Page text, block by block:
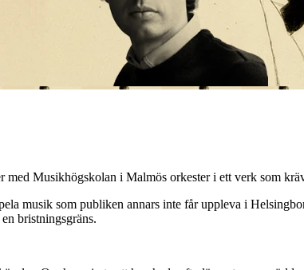
Musikhögskolan i Malmös orkester i ett verk som
musik som publiken annars inte får uppleva i
bristningsgräns.